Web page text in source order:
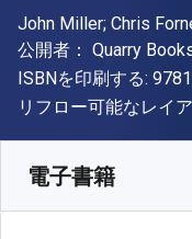
著者
John Miller; Chris
出版社
公開者： Quarry
ISBNを印刷する:
形式
リフロー可能なレイ
電子書籍